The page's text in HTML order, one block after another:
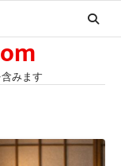
みます